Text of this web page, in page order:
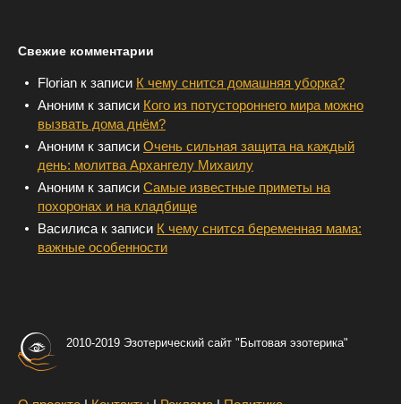
Свежие комментарии
Florian к записи К чему снится домашняя уборка?
Аноним к записи Кого из потустороннего мира можно
вызвать дома днём?
Аноним к записи Очень сильная защита на каждый
день: молитва Архангелу Михаилу
Аноним к записи Самые известные приметы на
похоронах и на кладбище
Василиса к записи К чему снится беременная мама:
важные особенности
2010-2019 Эзотерический сайт "Бытовая эзотерика"